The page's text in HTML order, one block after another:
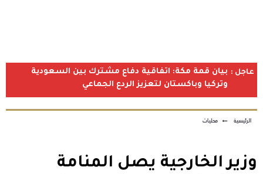
عاجل : بيان قمة مكة: اتفاقية دفاع مشترك بين السعودية
وتركيا وباكستان لتعزيز الردع الجماعي
الرئيسية ← محليات
وزير الخارجية يصل المنامة